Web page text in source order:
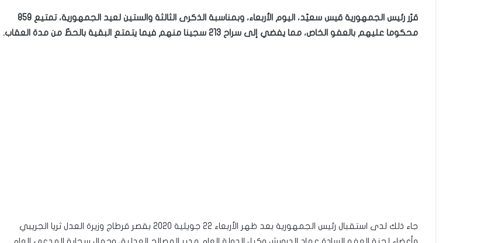
قرّر رئيس الجمهورية قيس سعيّد، اليوم الأربعاء، وبمناسبة الذكرى الثالثة والستين لعيد الجمهورية، تمتيع 859
محكوما عليهم بالعفو الخاص، مما يفضي إلى سراح 213 سجينا منهم فيما يتمتع البقية بالحطّ من مدة العقاب.
جاء ذلك لدى استقبال رئيس الجمهورية بعد ظهر الأربعاء 22 جويلية 2020 بقصر قرطاج وزيرة العدل ثريا الجريبي